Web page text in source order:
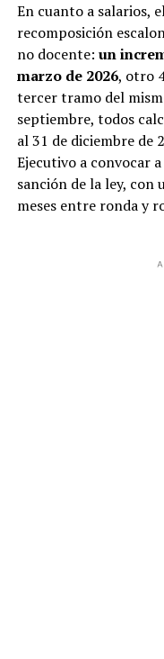
En cuanto a salarios,
recomposición
no docente: un
marzo de 2026, otro
tercer tramo del
septiembre, todos
al 31 de diciembre de
Ejecutivo a convocar
sanción de la ley, con
meses entre ronda y